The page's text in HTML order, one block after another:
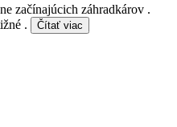
začínajúcich záhradkárov .
.
Čítať viac